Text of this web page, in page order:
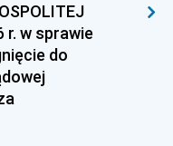
r. w sprawie
do